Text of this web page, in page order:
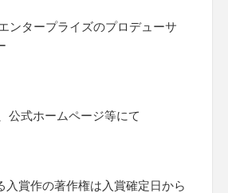
ンタープライズのプロデューサ
公式ホームページ等にて
入賞作の著作権は入賞確定日から